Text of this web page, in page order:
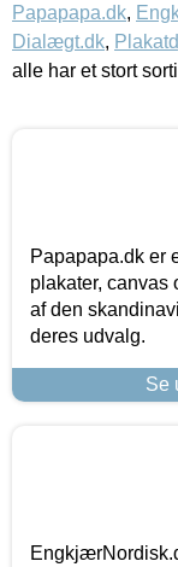
Papapapa.dk,
Dialægt.dk,
alle har et stort
Papapapa.dk er
plakater, canvas
af den
deres udvalg.
Se